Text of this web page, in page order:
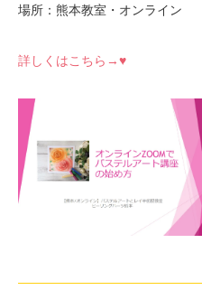
場所：熊本教室・オンライン
詳しくはこちら→♥